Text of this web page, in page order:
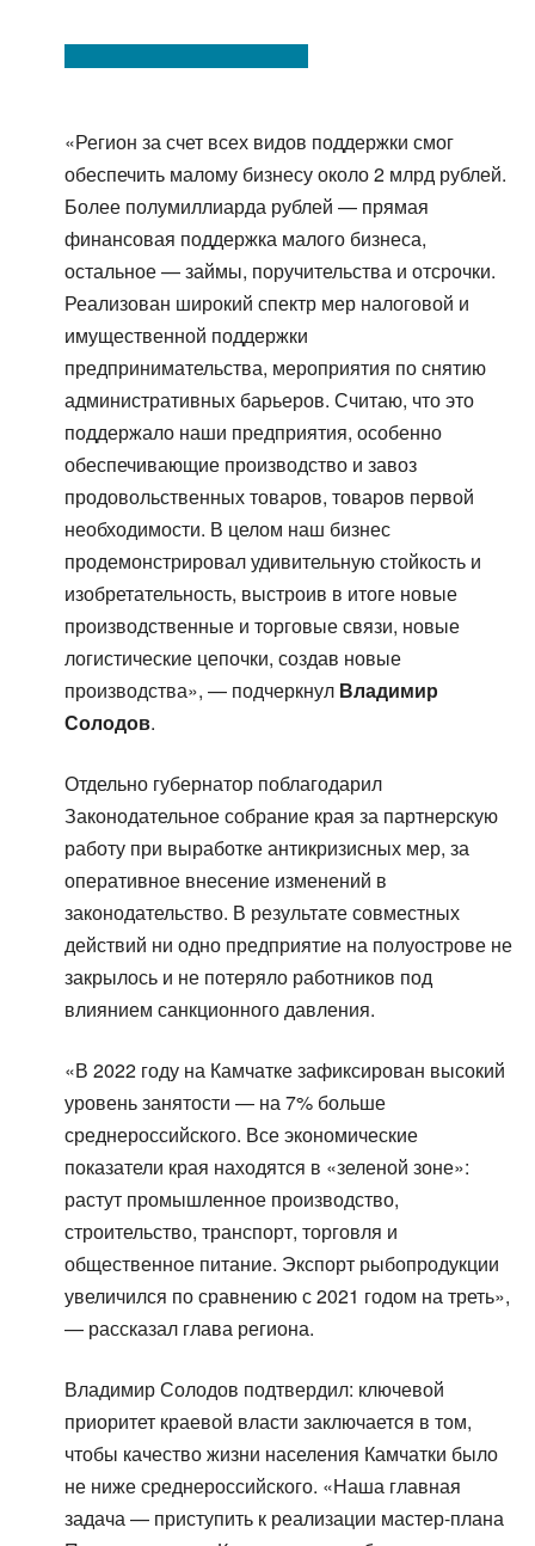
«Регион за счет всех видов поддержки смог
обеспечить малому бизнесу около 2 млрд рублей.
Более полумиллиарда рублей — прямая
финансовая поддержка малого бизнеса,
остальное — займы, поручительства и отсрочки.
Реализован широкий спектр мер налоговой и
имущественной поддержки
предпринимательства, мероприятия по снятию
административных барьеров. Считаю, что это
поддержало наши предприятия, особенно
обеспечивающие производство и завоз
продовольственных товаров, товаров первой
необходимости. В целом наш бизнес
продемонстрировал удивительную стойкость и
изобретательность, выстроив в итоге новые
производственные и торговые связи, новые
логистические цепочки, создав новые
производства», — подчеркнул Владимир
Солодов.
Отдельно губернатор поблагодарил
Законодательное собрание края за партнерскую
работу при выработке антикризисных мер, за
оперативное внесение изменений в
законодательство. В результате совместных
действий ни одно предприятие на полуострове не
закрылось и не потеряло работников под
влиянием санкционного давления.
«В 2022 году на Камчатке зафиксирован высокий
уровень занятости — на 7% больше
среднероссийского. Все экономические
показатели края находятся в «зеленой зоне»:
растут промышленное производство,
строительство, транспорт, торговля и
общественное питание. Экспорт рыбопродукции
увеличился по сравнению с 2021 годом на треть»,
— рассказал глава региона.
Владимир Солодов подтвердил: ключевой
приоритет краевой власти заключается в том,
чтобы качество жизни населения Камчатки было
не ниже среднероссийского. «Наша главная
задача — приступить к реализации мастер-плана